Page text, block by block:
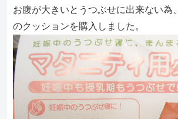
お腹が大きいとうつぶせに出来ない為
のクッションを購入しました。